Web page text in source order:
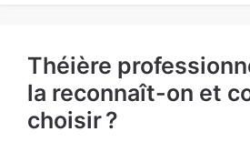
Théière
la reconnaît-on et
choisir ?